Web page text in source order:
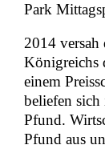
Park
2014 versah
Königreichs
einem
beliefen
Pfund.
Pfund aus